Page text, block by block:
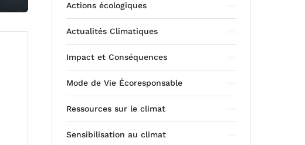
Actions écologiques
Actualités Climatiques
Impact et Conséquences
Mode de Vie Écoresponsable
Ressources sur le climat
Sensibilisation au climat